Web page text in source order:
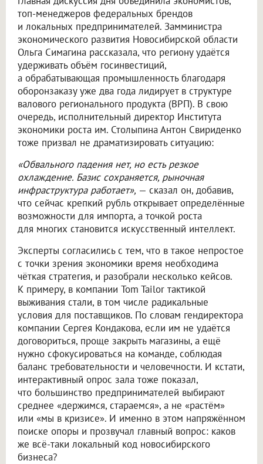
топ-менеджеров федеральных брендов
и локальных предпринимателей. Замминистра
экономического развития Новосибирской области
Ольга Симагина рассказала, что региону удаётся
удерживать объём госинвестиций,
а обрабатывающая промышленность благодаря
оборонзаказу уже два года лидирует в структуре
валового регионального продукта (ВРП). В свою
очередь, исполнительный директор Института
экономики роста им. Столыпина Антон Свириденко
тоже призвал не драматизировать ситуацию:
«Обвального падения нет, но есть резкое
охлаждение. Базис сохраняется, рыночная
инфраструктура работает», — сказал он, добавив,
что сейчас крепкий рубль открывает определённые
возможности для импорта, а точкой роста
для многих становится искусственный интеллект.
Эксперты согласились с тем, что в такое непростое
с точки зрения экономики время необходима
чёткая стратегия, и разобрали несколько кейсов.
К примеру, в компании Tom Tailor тактикой
выживания стали, в том числе радикальные
условия для поставщиков. По словам гендиректора
компании Сергея Кондакова, если им не удаётся
договориться, проще закрыть магазины, а ещё
нужно сфокусироваться на команде, соблюдая
баланс требовательности и человечности. И кстати,
интерактивный опрос зала тоже показал,
что большинство предпринимателей выбирают
среднее «держимся, стараемся», а не «растём»
или «мы в кризисе». И именно в этом напряжённом
поиске опоры и прозвучал главный вопрос: каков
же всё-таки локальный код новосибирского
бизнеса?